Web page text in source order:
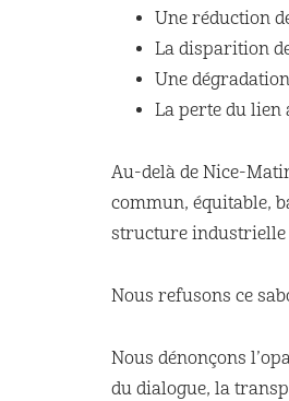
Une réduction
La disparition
Une
La perte du lien
Au-delà de Nice-
commun, équitable,
structure industrielle
Nous refusons ce
Nous dénonçons
du dialogue, la